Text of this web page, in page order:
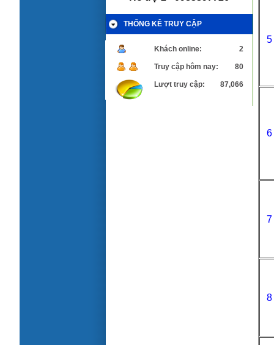
THỐNG KÊ TRUY CẬP
Khách online: 2
Truy cập hôm nay: 80
Lượt truy cập: 87,066
5
6
7
8